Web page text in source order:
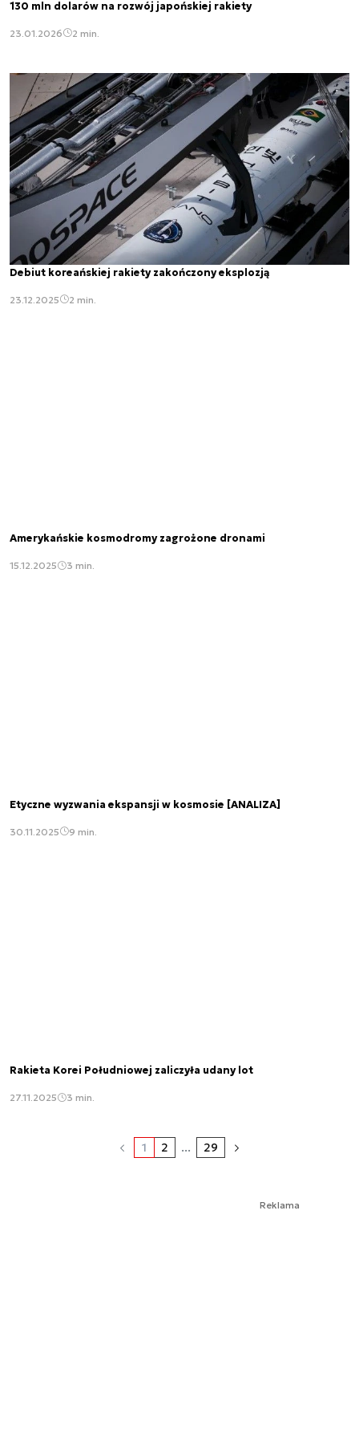
130 mln dolarów na rozwój japońskiej rakiety
23.01.2026 2 min.
Debiut koreańskiej rakiety zakończony eksplozją
23.12.2025 2 min.
Amerykańskie kosmodromy zagrożone dronami
15.12.2025 3 min.
Etyczne wyzwania ekspansji w kosmosie [ANALIZA]
30.11.2025 9 min.
Rakieta Korei Południowej zaliczyła udany lot
27.11.2025 3 min.
1 2 ... 29
Reklama